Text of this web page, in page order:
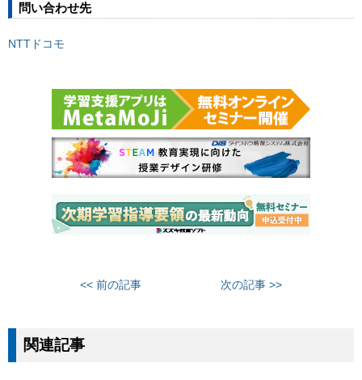
問い合わせ先
NTTドコモ
<< 前の記事 次の記事 >>
関連記事